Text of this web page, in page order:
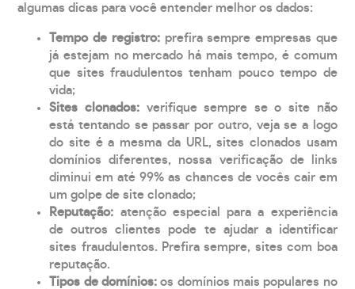
algumas dicas para você entender melhor os dados:
Tempo de registro: prefira sempre empresas que
já estejam no mercado há mais tempo, é comum
que sites fraudulentos tenham pouco tempo de
vida;
Sites clonados: verifique sempre se o site não
está tentando se passar por outro, veja se a logo
do site é a mesma da URL, sites clonados usam
domínios diferentes, nossa verificação de links
diminui em até 99% as chances de vocês cair em
um golpe de site clonado;
Reputação: atenção especial para a experiência
de outros clientes pode te ajudar a identificar
sites fraudulentos. Prefira sempre, sites com boa
reputação.
Tipos de domínios:os domínios mais populares no